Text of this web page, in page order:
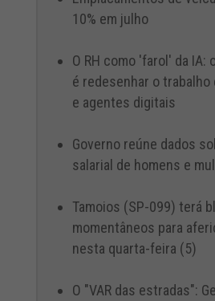
10% em julho
O RH como 'farol' da IA:
é redesenhar o
e agentes digitais
Governo reúne dados
salarial de homens e
Tamoios (SP-099) terá
momentâneos para
nesta quarta-feira (5)
O "VAR das estradas":